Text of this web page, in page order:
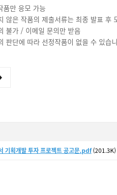
만 응모 가능
않은 작품의 제출서류는 최종 발표 후
불가 / 이메일 문의만 받음
판단에 따라 선정작품이 없을 수 있습
기획개발 투자 프로젝트 공고문.pdf(201.3K)